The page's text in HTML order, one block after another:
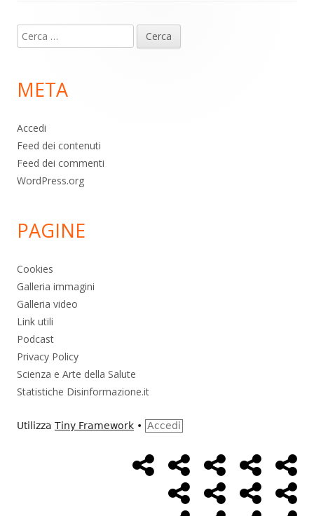
piè
pagina
Ricerca
per:
META
Accedi
Feed dei contenuti
Feed dei commenti
WordPress.org
PAGINE
Cookies
Galleria immagini
Galleria video
Link utili
Podcast
Privacy Policy
Scienza e Arte della Salute
Statistiche Disinformazione.it
Utilizza Tiny Framework • Accedi
MenùHome
Page
Alimentazione
AmbienteBambini
Cancro ControlloEconomia
FarmaciMassoneriaNWO